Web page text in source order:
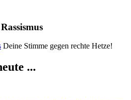
Deine Stimme gegen rechte Hetze!
...